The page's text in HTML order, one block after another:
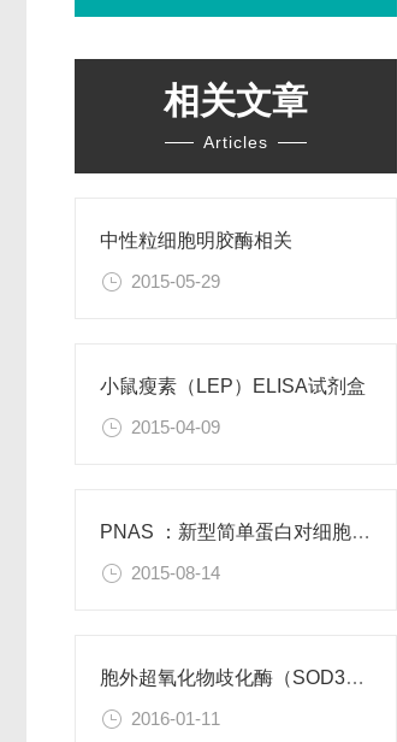
相关文章
Articles
中性粒细胞明胶酶相关
2015-05-29
小鼠瘦素（LEP）ELISA试剂盒
2015-04-09
PNAS ：新型简单蛋白对细胞功能有积极作用
2015-08-14
胞外超氧化物歧化酶（SOD3）重组蛋白
2016-01-11